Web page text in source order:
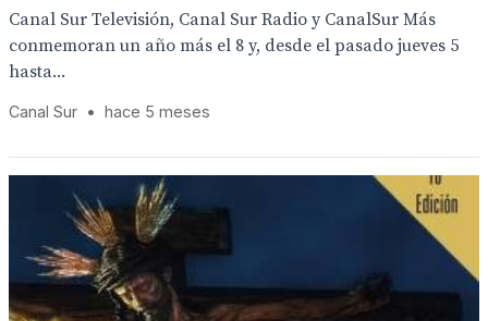
Canal Sur Televisión, Canal Sur Radio y CanalSur Más
conmemoran un año más el 8 y, desde el pasado jueves 5
hasta...
Canal Sur • hace 5 meses